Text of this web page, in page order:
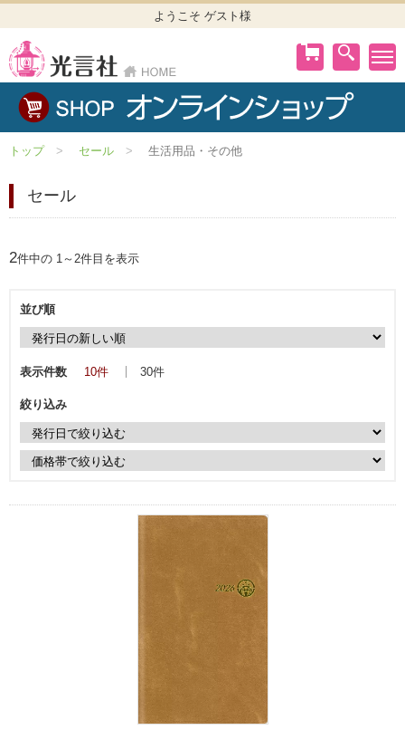
ようこそ ゲスト様
トップ セール 生活用品・その他
セール
2件中の 1～2件目を表示
並び順
表示件数 10件 30件
絞り込み